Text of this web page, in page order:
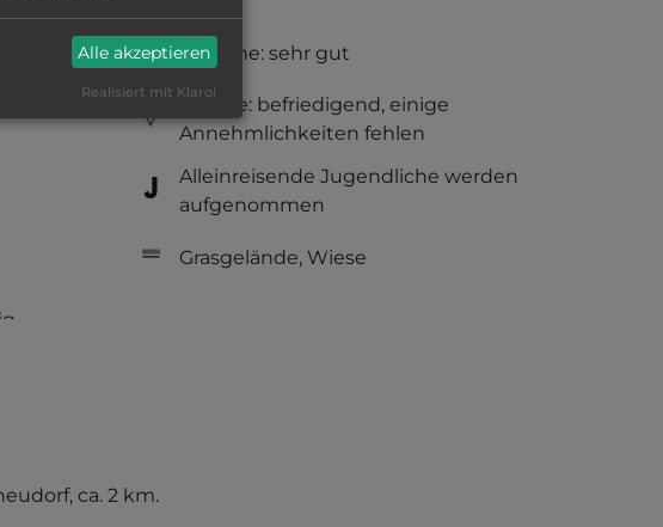
Hygiene: sehr gut
Service: befriedigend, einige
Annehmlichkeiten fehlen
Alleinreisende Jugendliche werden
aufgenommen
Grasgelände, Wiese
ca. 2 km.
Alle akzeptieren
Realisiert mit Klaro!